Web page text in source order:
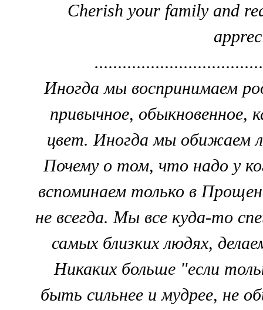
Cherish your family and
Иногда мы воспринимаем
привычное, обыкновенное,
цвет. Иногда мы обижаем
Почему о том, что надо у
вспоминаем только в
не всегда. Мы все куда-то
самых близких людях,
Никаких больше "если
быть сильнее и мудрее, не